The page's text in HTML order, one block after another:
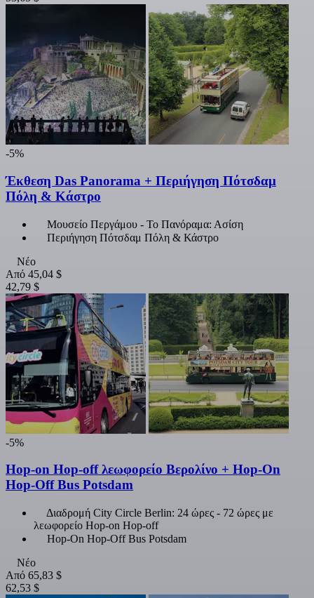
-5%
Έκθεση Das Panorama + Περιήγηση Πότσδαμ
Πόλη & Κάστρο
Μουσείο Περγάμου - Το Πανόραμα: Ασίση
Περιήγηση Πότσδαμ Πόλη & Κάστρο
Νέο
Από 45,04 $
42,79 $
-5%
Hop-on Hop-off λεωφορείο Βερολίνο + Hop-On
Hop-Off Bus Potsdam
Διαδρομή City Circle Berlin: 24 ώρες - 72 ώρες με
λεωφορείο Hop-on Hop-off
Hop-On Hop-Off Bus Potsdam
Νέο
Από 65,83 $
62,53 $